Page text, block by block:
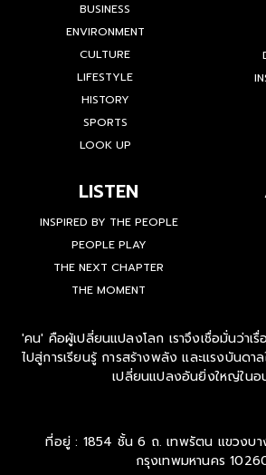
BUSINESS
ENVIRONMENT
CULTURE
LIFESTYLE
HISTORY
SPORTS
LOOK UP
LISTEN
INSPIRED BY THE PEOPLE
PEOPLE PLAY
THE NEXT CHAPTER
THE MOMENT
'คน' คือผู้เปลี่ยนแปลงโลก เราจึงเชื่อมั่นว่าเ
ไปสู่การเรียนรู้ การสร้างพลัง และแรงบันดา
เปลี่ยนแปลงอันยิ่งใหญ่ในอ
ที่อยู่ : 1854 ชั้น 6 ถ. เทพรัตน แขวงบา
กรุงเทพมหานคร